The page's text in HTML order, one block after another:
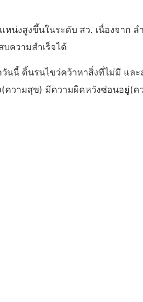
งสูงขึ้นในระดับ สว. เนื่องจาก
ความสำเร็จได้
นี้ ดิ้นรนไขว่คว้าหาสิ่งที่ไม่มี แล
วามสุข) มีความผิดหวังซ่อนอยู่(ค